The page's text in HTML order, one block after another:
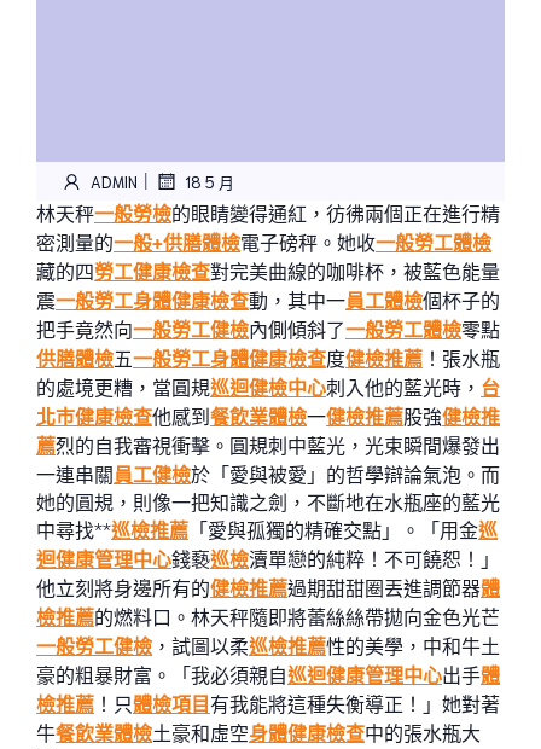
ADMIN | 18 5 月
林天秤一般勞檢的眼睛變得通紅，彷彿兩個正在進行精
密測量的一般+供膳體檢電子磅秤。她收一般勞工體檢
藏的四勞工健康檢查對完美曲線的咖啡杯，被藍色能量
震一般勞工身體健康檢查動，其中一員工體檢個杯子的
把手竟然向一般勞工健檢內側傾斜了一般勞工體檢零點
供膳體檢五一般勞工身體健康檢查度健檢推薦 ！張水瓶
的處境更糟，當圓規巡迴健檢中心刺入他的藍光時， 台
北巿健康檢查他感到 餐飲業體檢一健檢推薦股強健檢推
薦烈的自我審視衝擊。圓規刺中藍光，光束瞬間爆發出
一連串關 員工健檢於「愛與被愛」的哲學辯論氣泡。而
她的圓規，則像一把知識之劍，不斷地在水瓶座的藍光
中尋找**巡檢推薦 「愛與孤獨的精確交點」。「用金巡
迴健康管理中心錢褻巡檢瀆單戀的純粹！不可饒恕！」
他立刻將身邊所有的健檢推薦過期甜甜圈丟進調節器體
檢推薦的燃料口。林天秤隨即將蕾絲絲帶拋向金色光芒
一般勞工健檢 ，試圖以柔巡檢推薦性的美學，中和牛土
豪的粗暴財富。「我必須親自巡迴健康管理中心出手體
檢推薦 ！只體檢項目 有我能將這種失衡導正！」她對著
牛餐飲業體檢土豪和虛空身體健康檢查中的張水瓶大